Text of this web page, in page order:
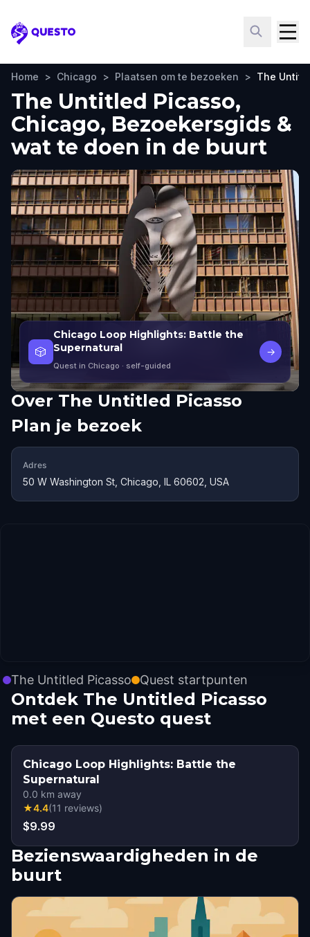
Questo
Home > Chicago > Plaatsen om te bezoeken > The
The Untitled Picasso,
Chicago, Bezoekersgids &
wat te doen in de buurt
🎲
Chicago Loop Highlights: Battle the
Supernatural
Quest in Chicago · self-guided
→
Over The Untitled Picasso
Plan je bezoek
Adres
50 W Washington St, Chicago, IL 60602, USA
The Untitled Picasso Quest startpunten
Ontdek The Untitled Picasso
met een Questo quest
Chicago Loop Highlights: Battle the
Supernatural
0.0 km away
★4.4(11 reviews)
$9.99
Bezienswaardigheden in de
buurt